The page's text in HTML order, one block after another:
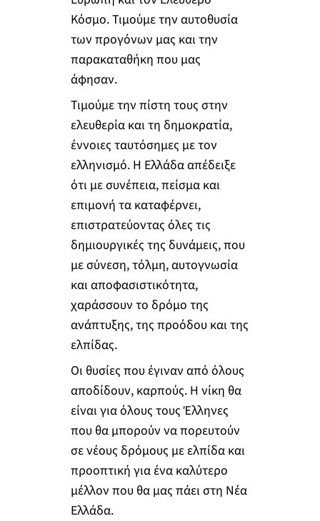
Κόσμο. Τιμούμε την αυτοθυσία
των προγόνων μας και την
παρακαταθήκη που μας
άφησαν.
Τιμούμε την πίστη τους στην
ελευθερία και τη δημοκρατία,
έννοιες ταυτόσημες με τον
ελληνισμό. Η Ελλάδα απέδειξε
ότι με συνέπεια, πείσμα και
επιμονή τα καταφέρνει,
επιστρατεύοντας όλες τις
δημιουργικές της δυνάμεις, που
με σύνεση, τόλμη, αυτογνωσία
και αποφασιστικότητα,
χαράσσουν το δρόμο της
ανάπτυξης, της προόδου και της
ελπίδας.
Οι θυσίες που έγιναν από όλους
αποδίδουν, καρπούς. Η νίκη θα
είναι για όλους τους Έλληνες
που θα μπορούν να πορευτούν
σε νέους δρόμους με ελπίδα και
προοπτική για ένα καλύτερο
μέλλον που θα μας πάει στη Νέα
Ελλάδα.